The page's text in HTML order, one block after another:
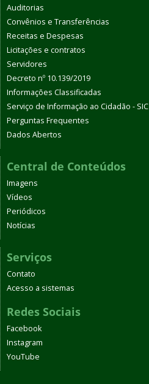
Auditorias
Convênios e Transferências
Receitas e Despesas
Licitações e contratos
Servidores
Decreto nº 10.139/2019
Informações Classificadas
Serviço de Informação ao Cidadão - SIC
Perguntas Frequentes
Dados Abertos
Central de Conteúdos
Imagens
Vídeos
Periódicos
Notícias
Serviços
Contato
Acesso a sistemas
Redes Sociais
Facebook
Instagram
YouTube